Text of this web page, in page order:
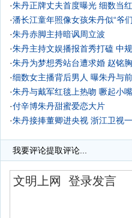
·朱丹正牌丈夫首度曝光 细数当
·潘长江童年照像女孩朱丹似“爷
·朱丹赤脚主持暗讽周立波
·朱丹主持文娱播报首秀打磕 中
·朱丹为梦想秀站台遭求婚 赵铭
·细数女主播背后男人 曝朱丹与
·朱丹与戴军红毯上热吻 噘起小
·付辛博朱丹甜蜜爱恋大片
·朱丹接捧董卿进央视 浙江卫视
我要评论提取评论...